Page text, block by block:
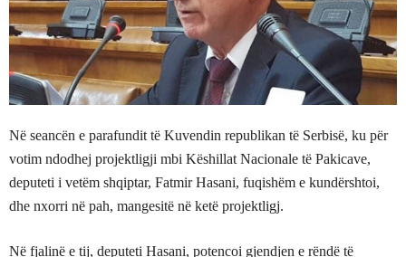
Në seancën e parafundit të Kuvendin republikan të Serbisë, ku për
votim ndodhej projektligji mbi Këshillat Nacionale të Pakicave,
deputeti i vetëm shqiptar, Fatmir Hasani, fuqishëm e kundërshtoi,
dhe nxorri në pah, mangesitë në ketë projektligj.
Në fjalinë e tij, deputeti Hasani, potencoi gjendjen e rëndë të